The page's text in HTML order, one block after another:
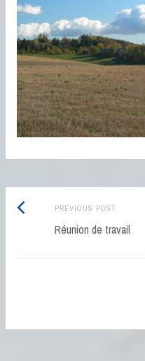
Post
navigation
PREVIOUS POSTPrevious
post:
Réunion de travail